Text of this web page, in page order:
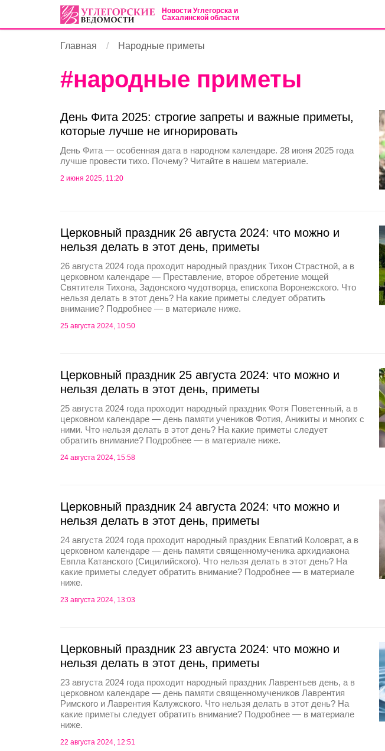
Новости Углегорска и
Сахалинской области
Главная Народные приметы
#народные приметы
День Фита 2025: строгие запреты и важные приметы,
которые лучше не игнорировать
День Фита — особенная дата в народном календаре. 28 июня 2025 года
лучше провести тихо. Почему? Читайте в нашем материале.
2 июня 2025, 11:20
Церковный праздник 26 августа 2024: что можно и
нельзя делать в этот день, приметы
26 августа 2024 года проходит народный праздник Тихон Страстной, а в
церковном календаре — Преставление, второе обретение мощей
Святителя Тихона, Задонского чудотворца, епископа Воронежского. Что
нельзя делать в этот день? На какие приметы следует обратить
внимание? Подробнее — в материале ниже.
25 августа 2024, 10:50
Церковный праздник 25 августа 2024: что можно и
нельзя делать в этот день, приметы
25 августа 2024 года проходит народный праздник Фотя Поветенный, а в
церковном календаре — день памяти учеников Фотия, Аникиты и многих с
ними. Что нельзя делать в этот день? На какие приметы следует
обратить внимание? Подробнее — в материале ниже.
24 августа 2024, 15:58
Церковный праздник 24 августа 2024: что можно и
нельзя делать в этот день, приметы
24 августа 2024 года проходит народный праздник Евпатий Коловрат, а в
церковном календаре — день памяти священномученика архидиакона
Евпла Катанского (Сицилийского). Что нельзя делать в этот день? На
какие приметы следует обратить внимание? Подробнее — в материале
ниже.
23 августа 2024, 13:03
Церковный праздник 23 августа 2024: что можно и
нельзя делать в этот день, приметы
23 августа 2024 года проходит народный праздник Лаврентьев день, а в
церковном календаре — день памяти священномучеников Лаврентия
Римского и Лаврентия Калужского. Что нельзя делать в этот день? На
какие приметы следует обратить внимание? Подробнее — в материале
ниже.
22 августа 2024, 12:51